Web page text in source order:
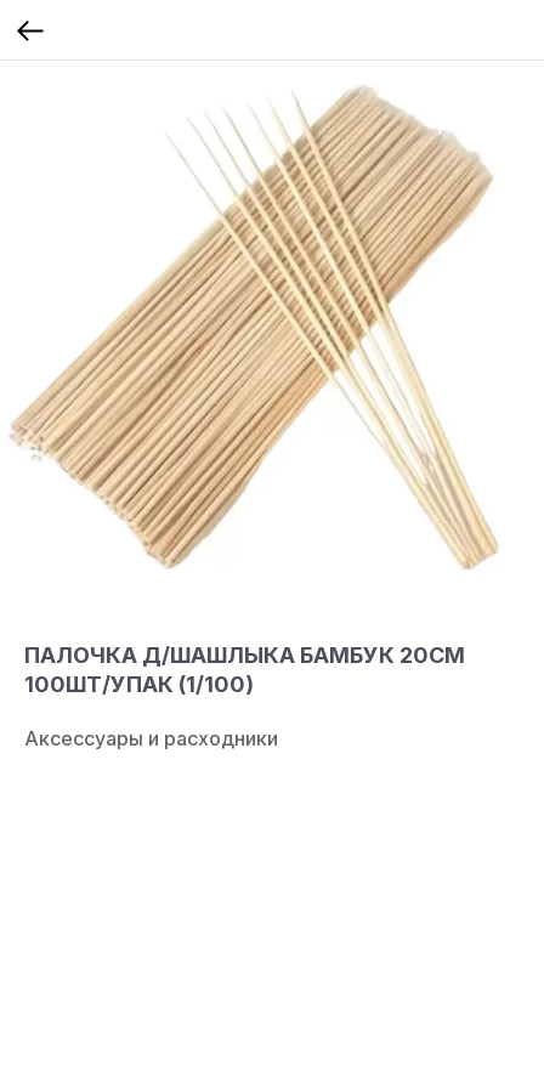
ПАЛОЧКА Д/ШАШЛЫКА БАМБУК 20СМ
100ШТ/УПАК (1/100)
Аксессуары и расходники